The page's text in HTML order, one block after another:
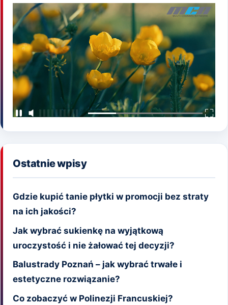
Ostatnie wpisy
Gdzie kupić tanie płytki w promocji bez straty
na ich jakości?
Jak wybrać sukienkę na wyjątkową
uroczystość i nie żałować tej decyzji?
Balustrady Poznań – jak wybrać trwałe i
estetyczne rozwiązanie?
Co zobaczyć w Polinezji Francuskiej?